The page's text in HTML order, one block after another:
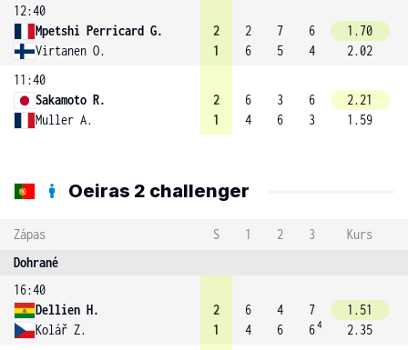
12:40
Mpetshi Perricard G.
Virtanen O.
2
1
2
6
7
5
6
4
1.70
2.02
11:40
Sakamoto R.
Muller A.
2
1
6
4
3
6
6
3
2.21
1.59
Oeiras 2 challenger
Zápas S 1 2 3
Kurs
Dohrané
16:40
Dellien H.
Kolář Z.
2
1
6
4
4
6
7
64
1.51
2.35